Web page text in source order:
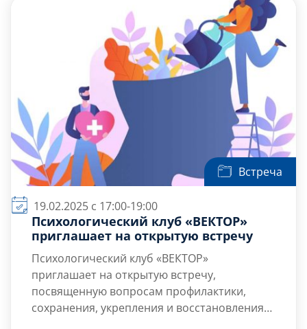
Овладение инструментами для
оптимизации умственной
деятельности;
Практики поддержания ментального
здоровья в […]
Встреча
19.02.2025 с 17:00-19:00
Психологический клуб «ВЕКТОР»
приглашает на открытую встречу
Психологический клуб «ВЕКТОР»
приглашает на открытую встречу,
посвященную вопросам профилактики,
сохранения, укрепления и восстановления